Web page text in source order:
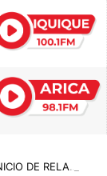
CHILE Y VENEZUELA OFICIALIZAN EL REINICIO DE RELACIONES CONSULARES Y AVANZAN HACIA LA NORMALIZACIÓN DE VÍNCULOS BILATERALES